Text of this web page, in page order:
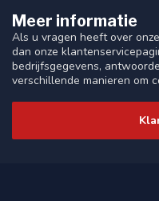
Meer informatie
Als u vragen heeft over
dan onze
bedrijfsgegevens,
verschillende manieren om